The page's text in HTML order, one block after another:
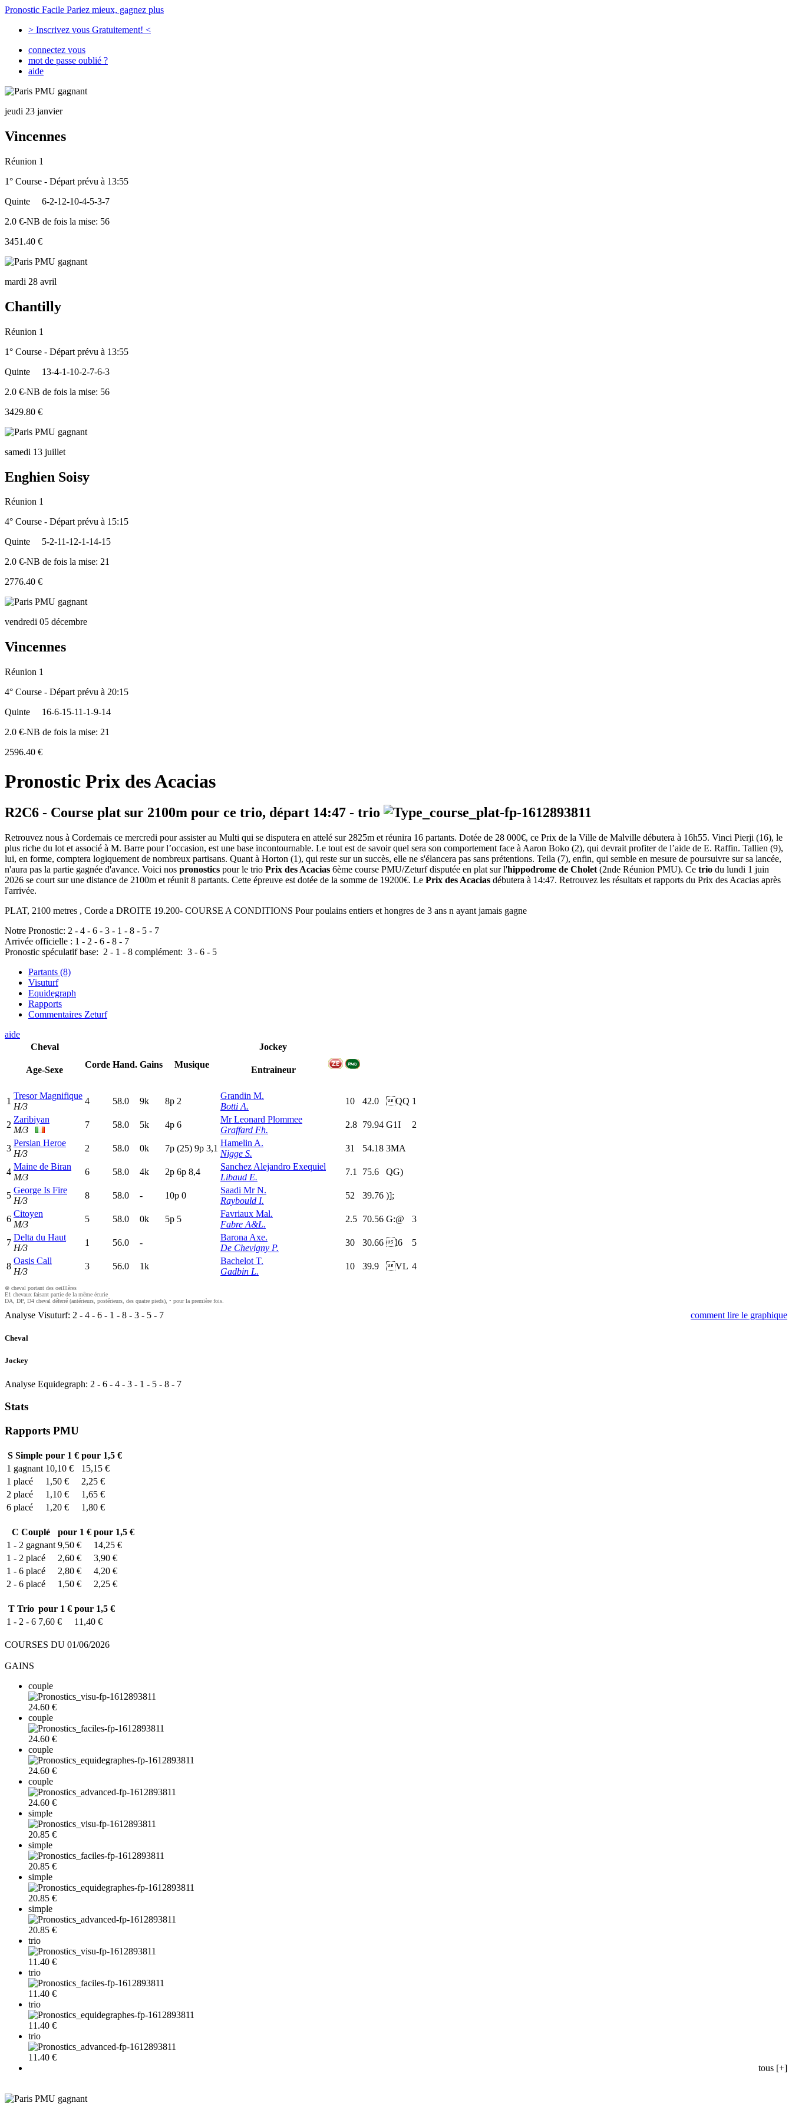
Pronostic Facile Pariez mieux, gagnez plus
> Inscrivez vous Gratuitement! <
connectez vous
mot de passe oublié ?
aide
jeudi 23 janvier
Vincennes
Réunion 1
1° Course - Départ prévu à 13:55
Quinte
6-2-12-10-4-5-3-7
2.0 €-NB de fois la mise: 56
3451.40 €
mardi 28 avril
Chantilly
Réunion 1
1° Course - Départ prévu à 13:55
Quinte
13-4-1-10-2-7-6-3
2.0 €-NB de fois la mise: 56
3429.80 €
samedi 13 juillet
Enghien Soisy
Réunion 1
4° Course - Départ prévu à 15:15
Quinte
5-2-11-12-1-14-15
2.0 €-NB de fois la mise: 21
2776.40 €
vendredi 05 décembre
Vincennes
Réunion 1
4° Course - Départ prévu à 20:15
Quinte
16-6-15-11-1-9-14
2.0 €-NB de fois la mise: 21
2596.40 €
Pronostic Prix des Acacias
R2C6 - Course plat sur 2100m pour ce trio, départ 14:47 - trio
Retrouvez nous à Cordemais ce mercredi pour assister au Multi qui se disputera en attelé sur 2825m et réunira 16 partants. Dotée de 28 000€, ce Prix de la Ville de Malville débutera à 16h55. Vinci Pierji (16), le
plus riche du lot et associé à M. Barre pour l’occasion, est une base incontournable. Le tout est de savoir quel sera son comportement face à Aaron Boko (2), qui devrait profiter de l’aide de E. Raffin. Tallien (9),
lui, en forme, comptera logiquement de nombreux partisans. Quant à Horton (1), qui reste sur un succès, elle ne s'élancera pas sans prétentions. Teila (7), enfin, qui semble en mesure de poursuivre sur sa lancée,
n'aura pas la partie gagnée d'avance. Voici nos pronostics pour le trio Prix des Acacias 6ème course PMU/Zeturf disputée en plat sur l'hippodrome de Cholet (2nde Réunion PMU). Ce trio du lundi 1 juin
2026 se court sur une distance de 2100m et réunit 8 partants. Cette épreuve est dotée de la somme de 19200€. Le Prix des Acacias débutera à 14:47. Retrouvez les résultats et rapports du Prix des Acacias après
l'arrivée.
PLAT, 2100 metres , Corde a DROITE 19.200- COURSE A CONDITIONS Pour poulains entiers et hongres de 3 ans n ayant jamais gagne
Notre Pronostic: 2 - 4 - 6 - 3 - 1 - 8 - 5 - 7
Arrivée officielle : 1 - 2 - 6 - 8 - 7
Pronostic spéculatif base: 2 - 1 - 8 complément: 3 - 6 - 5
Partants (8)
Visuturf
Equidegraph
Rapports
Commentaires Zeturf
aide
Cheval
Age-Sexe
Corde Hand. Gains Musique
Jockey
Entraineur
1
Tresor Magnifique
H/3
4 58.0 9k 8p 2
Grandin M.
Botti A.
10 42.0 QQ 1
2
Zaribiyan
M/3
7 58.0 5k 4p 6
Mr Leonard Plommee
Graffard Fh.
2.8 79.94 G1I 2
3
Persian Heroe
H/3
2 58.0 0k 7p (25) 9p 3,1
Hamelin A.
Nigge S.
31 54.18 3MA
4
Maine de Biran
M/3
6 58.0 4k 2p 6p 8,4
Sanchez Alejandro Exequiel
Libaud E.
7.1 75.6 QG)
5
George Is Fire
H/3
8 58.0 - 10p 0
Saadi Mr N.
Raybould I.
52 39.76 )];
6
Citoyen
M/3
5 58.0 0k 5p 5
Favriaux Mal.
Fabre A&L.
2.5 70.56 G:@ 3
7
Delta du Haut
H/3
1 56.0 -
Barona Axe.
De Chevigny P.
30 30.66 l6 5
8
Oasis Call
H/3
3 56.0 1k
Bachelot T.
Gadbin L.
10 39.9 VL 4
⊗ cheval portant des oeilllères
E1 chevaux faisant partie de la même écurie
DA, DP, D4 cheval déferré (antérieurs, postérieurs, des quatre pieds), • pour la première fois.
Analyse Visuturf: 2 - 4 - 6 - 1 - 8 - 3 - 5 - 7 comment lire le graphique
Cheval
Jockey
Analyse Equidegraph: 2 - 6 - 4 - 3 - 1 - 5 - 8 - 7
Stats
Rapports PMU
SSimple pour 1 € pour 1,5 €
1 gagnant 10,10 €
15,15 €
1 placé 1,50 €
2,25 €
2 placé 1,10 €
1,65 €
6 placé 1,20 € 1,80 €
C Couplé pour 1 € pour 1,5 €
1 - 2 gagnant 9,50 €
14,25 €
1 - 2 placé 2,60 €
3,90 €
1 - 6 placé 2,80 €
4,20 €
2 - 6 placé 1,50 € 2,25 €
T Trio pour 1 € pour 1,5 €
1 - 2 - 6 7,60 € 11,40 €
COURSES DU 01/06/2026
GAINS
couple
24.60 €
couple
24.60 €
couple
24.60 €
couple
24.60 €
simple
20.85 €
simple
20.85 €
simple
20.85 €
simple
20.85 €
trio
11.40 €
trio
11.40 €
trio
11.40 €
trio
11.40 €
tous [+]